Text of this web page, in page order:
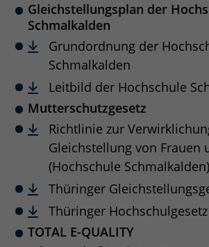
Gleichstellungsplan der
Schmalkalden
Grundordnung der
Schmalkalden
Leitbild der Hochschule
Mutterschutzgesetz
Richtlinie zur
Gleichstellung von Frauen
(Hochschule Schmalkalden)
Thüringer
Thüringer Hochschulgesetz
TOTAL E-QUALITY